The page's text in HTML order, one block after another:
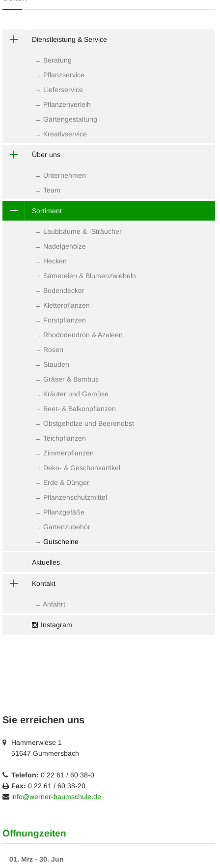
Dienstleistung & Service
→ Beratung
→ Pflanzservice
→ Lieferservice
→ Pflanzenverleih
→ Gartengestaltung
→ Kreativservice
Über uns
→ Unternehmen
→ Team
Sortiment
→ Laubbäume & -Sträucher
→ Nadelgehölze
→ Hecken
→ Sämereien & Blumenzwiebeln
→ Bodendecker
→ Kletterpflanzen
→ Forstpflanzen
→ Rhododendron & Azaleen
→ Rosen
→ Stauden
→ Gräser & Bambus
→ Kräuter und Gemüse
→ Beet- & Balkonpflanzen
→ Obstgehölze und Beerenobst
→ Teichpflanzen
→ Zimmerpflanzen
→ Deko- & Geschenkartikel
→ Erde & Dünger
→ Pflanzenschutzmittel
→ Pflanzgefäße
→ Gartenzubehör
→ Gutscheine
Aktuelles
Kontakt
→ Anfahrt
Instagram
Sie erreichen uns
Hammerwiese 1
51647 Gummersbach
Telefon: 0 22 61 / 60 38-0
Fax: 0 22 61 / 60 38-20
info@werner-baumschule.de
Öffnungzeiten
01. Mrz - 30. Jun